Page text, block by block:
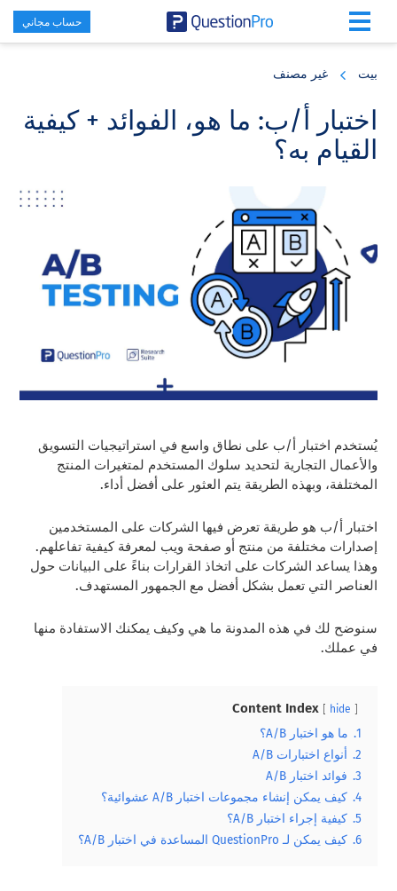
content
sidebar
حساب مجاني
بيت غير مصنف
اختبار أ/ب: ما هو، الفوائد + كيفية
القيام به؟
يُستخدم اختبار أ/ب على نطاق واسع في استراتيجيات التسويق
والأعمال التجارية لتحديد سلوك المستخدم لمتغيرات المنتج
المختلفة، وبهذه الطريقة يتم العثور على أفضل أداء.
اختبار أ/ب هو طريقة تعرض فيها الشركات على المستخدمين
إصدارات مختلفة من منتج أو صفحة ويب لمعرفة كيفية تفاعلهم.
وهذا يساعد الشركات على اتخاذ القرارات بناءً على البيانات حول
العناصر التي تعمل بشكل أفضل مع الجمهور المستهدف.
سنوضح لك في هذه المدونة ما هي وكيف يمكنك الاستفادة منها
في عملك.
Content Index hide
1. ما هو اختبار A/B؟
2. أنواع اختبارات A/B
3. فوائد اختبار A/B
4. كيف يمكن إنشاء مجموعات اختبار A/B عشوائية؟
5. كيفية إجراء اختبار A/B؟
6. كيف يمكن لـ QuestionPro المساعدة في اختبار A/B؟